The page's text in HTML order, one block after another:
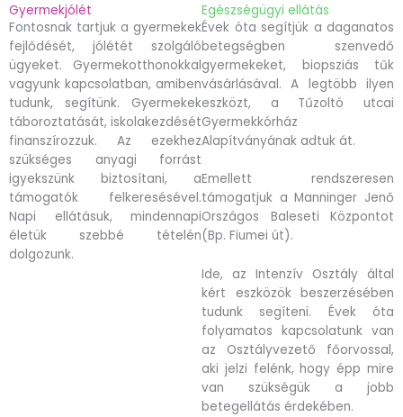
Gyermekjólét
Fontosnak tartjuk a gyermekek
fejlődését, jólétét szolgáló
ügyeket. Gyermekotthonokkal
vagyunk kapcsolatban, amiben
tudunk, segítünk. Gyermekek
táboroztatását, iskolakezdését
finanszírozzuk. Az ezekhez
szükséges anyagi forrást
igyekszünk biztosítani, a
támogatók felkeresésével.
Napi ellátásuk, mindennapi
életük szebbé tételén
dolgozunk.
Egészségügyi ellátás
Évek óta segítjük a daganatos
betegségben szenvedő
gyermekeket, biopsziás tűk
vásárlásával. A legtöbb ilyen
eszközt, a Tűzoltó utcai
Gyermekkórház
Alapítványának adtuk át.
Emellett rendszeresen
támogatjuk a Manninger Jenő
Országos Baleseti Központot
(Bp. Fiumei út).
Ide, az Intenzív Osztály által
kért eszközök beszerzésében
tudunk segíteni. Évek óta
folyamatos kapcsolatunk van
az Osztályvezető főorvossal,
aki jelzi felénk, hogy épp mire
van szükségük a jobb
betegellátás érdekében.